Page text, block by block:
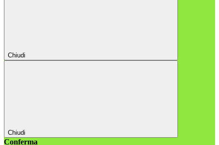
Chiudi
Chiudi
Conferma